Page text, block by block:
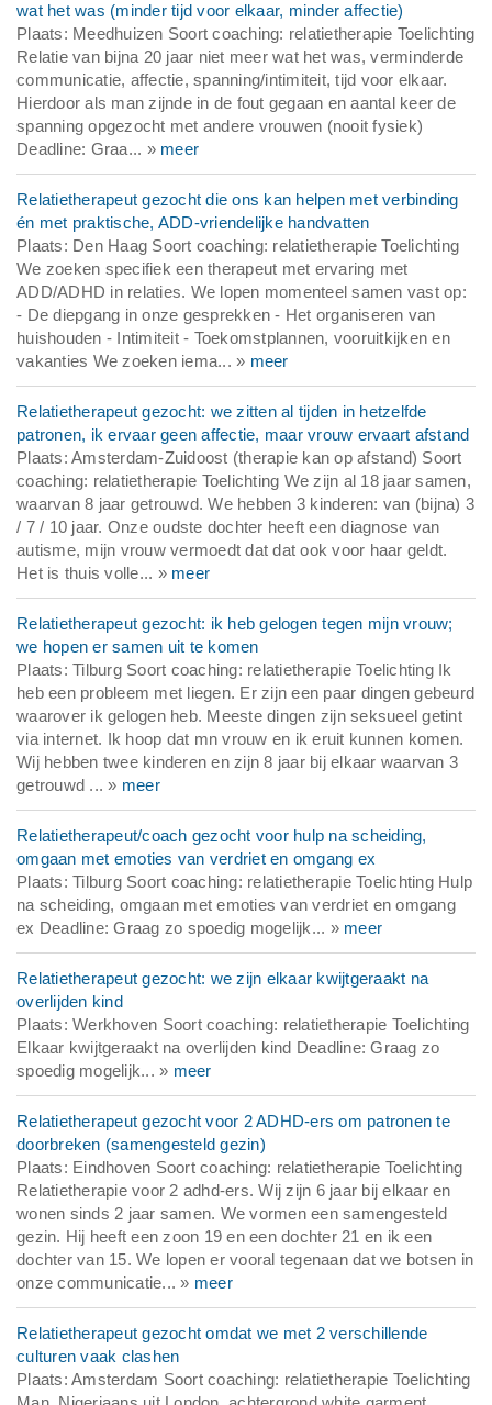
wat het was (minder tijd voor elkaar, minder affectie)
Plaats: Meedhuizen Soort coaching: relatietherapie Toelichting
Relatie van bijna 20 jaar niet meer wat het was, verminderde
communicatie, affectie, spanning/intimiteit, tijd voor elkaar.
Hierdoor als man zijnde in de fout gegaan en aantal keer de
spanning opgezocht met andere vrouwen (nooit fysiek)
Deadline: Graa... » meer
Relatietherapeut gezocht die ons kan helpen met verbinding
én met praktische, ADD-vriendelijke handvatten
Plaats: Den Haag Soort coaching: relatietherapie Toelichting
We zoeken specifiek een therapeut met ervaring met
ADD/ADHD in relaties. We lopen momenteel samen vast op:
- De diepgang in onze gesprekken - Het organiseren van
huishouden - Intimiteit - Toekomstplannen, vooruitkijken en
vakanties We zoeken iema... » meer
Relatietherapeut gezocht: we zitten al tijden in hetzelfde
patronen, ik ervaar geen affectie, maar vrouw ervaart afstand
Plaats: Amsterdam-Zuidoost (therapie kan op afstand) Soort
coaching: relatietherapie Toelichting We zijn al 18 jaar samen,
waarvan 8 jaar getrouwd. We hebben 3 kinderen: van (bijna) 3
/ 7 / 10 jaar. Onze oudste dochter heeft een diagnose van
autisme, mijn vrouw vermoedt dat dat ook voor haar geldt.
Het is thuis volle... » meer
Relatietherapeut gezocht: ik heb gelogen tegen mijn vrouw;
we hopen er samen uit te komen
Plaats: Tilburg Soort coaching: relatietherapie Toelichting Ik
heb een probleem met liegen. Er zijn een paar dingen gebeurd
waarover ik gelogen heb. Meeste dingen zijn seksueel getint
via internet. Ik hoop dat mn vrouw en ik eruit kunnen komen.
Wij hebben twee kinderen en zijn 8 jaar bij elkaar waarvan 3
getrouwd ... » meer
Relatietherapeut/coach gezocht voor hulp na scheiding,
omgaan met emoties van verdriet en omgang ex
Plaats: Tilburg Soort coaching: relatietherapie Toelichting Hulp
na scheiding, omgaan met emoties van verdriet en omgang
ex Deadline: Graag zo spoedig mogelijk... » meer
Relatietherapeut gezocht: we zijn elkaar kwijtgeraakt na
overlijden kind
Plaats: Werkhoven Soort coaching: relatietherapie Toelichting
Elkaar kwijtgeraakt na overlijden kind Deadline: Graag zo
spoedig mogelijk... » meer
Relatietherapeut gezocht voor 2 ADHD-ers om patronen te
doorbreken (samengesteld gezin)
Plaats: Eindhoven Soort coaching: relatietherapie Toelichting
Relatietherapie voor 2 adhd-ers. Wij zijn 6 jaar bij elkaar en
wonen sinds 2 jaar samen. We vormen een samengesteld
gezin. Hij heeft een zoon 19 en een dochter 21 en ik een
dochter van 15. We lopen er vooral tegenaan dat we botsen in
onze communicatie... » meer
Relatietherapeut gezocht omdat we met 2 verschillende
culturen vaak clashen
Plaats: Amsterdam Soort coaching: relatietherapie Toelichting